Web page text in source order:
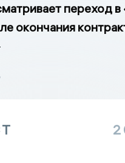
переход в
окончания